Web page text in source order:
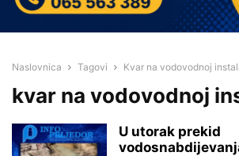
Naslovnica Tagovi Kvar na vodovodnoj
kvar na vodovodnoj
U utorak prekid